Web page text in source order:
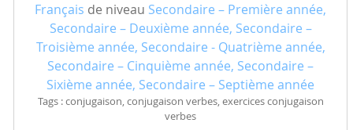
Français de niveau Secondaire – Première année,
Secondaire – Deuxième année, Secondaire –
Troisième année, Secondaire - Quatrième année,
Secondaire – Cinquième année, Secondaire –
Sixième année, Secondaire – Septième année
Tags : conjugaison, conjugaison verbes, exercices conjugaison
verbes